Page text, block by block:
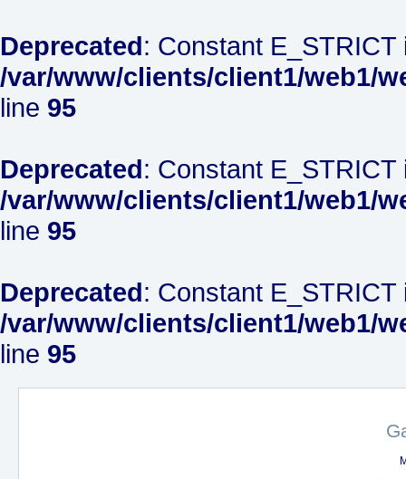
Deprecated: Constant
/var/www/clients/client1/web1/
line 95
Deprecated: Constant
/var/www/clients/client1/web1/
line 95
Deprecated: Constant
/var/www/clients/client1/web1/
line 95